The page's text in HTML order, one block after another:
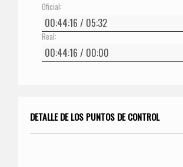
Oficial:
Real:
DETALLE DE LOS PUNTOS DE CONTROL